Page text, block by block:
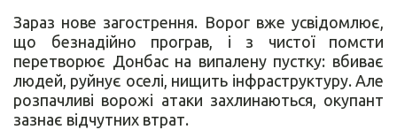
Зараз нове загострення. Ворог вже усвідомлює,
що безнадійно програв, і з чистої помсти
перетворює Донбас на випалену пустку: вбиває
людей, руйнує оселі, нищить інфраструктуру. Але
розпачливі ворожі атаки захлинаються, окупант
зазнає відчутних втрат.